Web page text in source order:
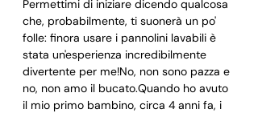
Permettimi di iniziare dicendo qualcosa
che, probabilmente, ti suonerà un po'
folle: finora usare i pannolini lavabili è
stata un'esperienza incredibilmente
divertente per me!No, non sono pazza e
no, non amo il bucato.Quando ho avuto
il mio primo bambino, circa 4 anni fa, i